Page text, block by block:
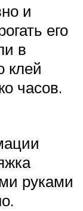
и
его
в
клей
часов.
руками